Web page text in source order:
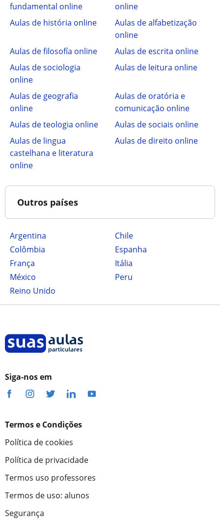
fundamental online
online
Aulas de história online
Aulas de alfabetização
online
Aulas de filosofía online
Aulas de escrita online
Aulas de sociologia
online
Aulas de leitura online
Aulas de geografia
online
Aulas de oratória e
comunicação online
Aulas de teologia online
Aulas de sociais online
Aulas de lingua
castelhana e literatura
online
Aulas de direito online
Outros países
Argentina
Chile
Colômbia
Espanha
França
Itália
México
Peru
Reino Unido
Siga-nos em
Termos e Condições
Política de cookies
Política de privacidade
Termos uso professores
Termos de uso: alunos
Segurança